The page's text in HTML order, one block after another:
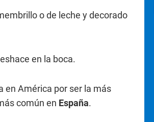
o de leche y decorado
en la boca.
en América por ser la más
común en España.